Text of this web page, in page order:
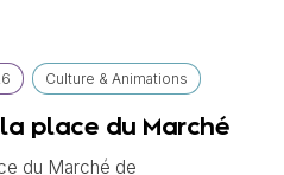
Culture & Animations
place du Marché
du Marché de